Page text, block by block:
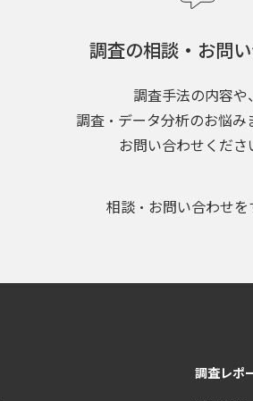
調査の相談・お問
調査手法の内容や、
調査・データ分析のお悩み
お問い合わせくださ
相談・お問い合わせを
調査レポ